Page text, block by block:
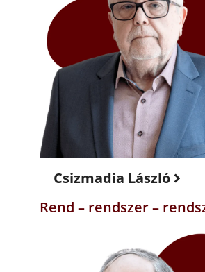
Csizmadia László
Rend – rendszer –